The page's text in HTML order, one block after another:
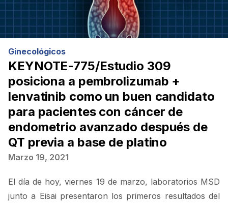
Ginecológicos
KEYNOTE-775/Estudio 309
posiciona a pembrolizumab +
lenvatinib como un buen candidato
para pacientes con cáncer de
endometrio avanzado después de
QT previa a base de platino
Marzo 19, 2021
El día de hoy, viernes 19 de marzo, laboratorios MSD
junto a Eisai presentaron los primeros resultados del